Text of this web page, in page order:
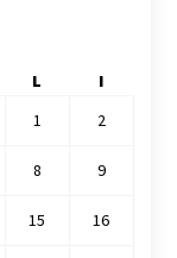
L
I
1
2
8 9
15 16